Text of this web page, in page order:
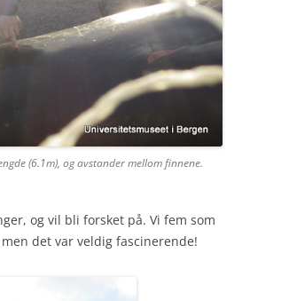
(6.1m), og avstander mellom finnene.
og vil bli forsket på. Vi fem som
det var veldig fascinerende!